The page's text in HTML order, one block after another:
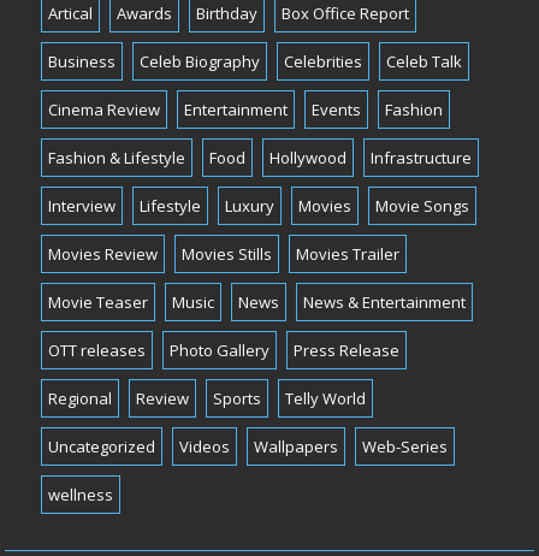
Artical Awards Birthday Box Office Report
Business Celeb Biography Celebrities Celeb Talk
Cinema Review Entertainment Events Fashion
Fashion & Lifestyle Food Hollywood Infrastructure
Interview Lifestyle Luxury Movies Movie Songs
Movies Review Movies Stills Movies Trailer
Movie Teaser Music News News & Entertainment
OTT releases Photo Gallery Press Release
Regional Review Sports Telly World
Uncategorized Videos Wallpapers Web-Series
wellness